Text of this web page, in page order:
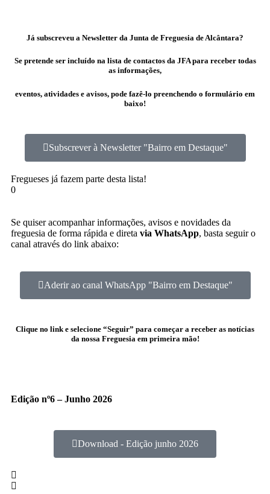
Já subscreveu a Newsletter da Junta de Freguesia de Alcântara?
Se pretende ser incluído na lista de contactos da JFA para receber todas
as informações,
eventos, atividades e avisos, pode fazê-lo preenchendo o formulário em
baixo!
Subscrever à Newsletter "Bairro em Destaque"
Fregueses já fazem parte desta lista!
0
Se quiser acompanhar informações, avisos e novidades da
freguesia de forma rápida e direta via WhatsApp, basta seguir o
canal através do link abaixo:
Aderir ao canal WhatsApp "Bairro em Destaque"
Clique no link e selecione “Seguir” para começar a receber as notícias
da nossa Freguesia em primeira mão!
Edição nº6 – Junho 2026
Download - Edição junho 2026